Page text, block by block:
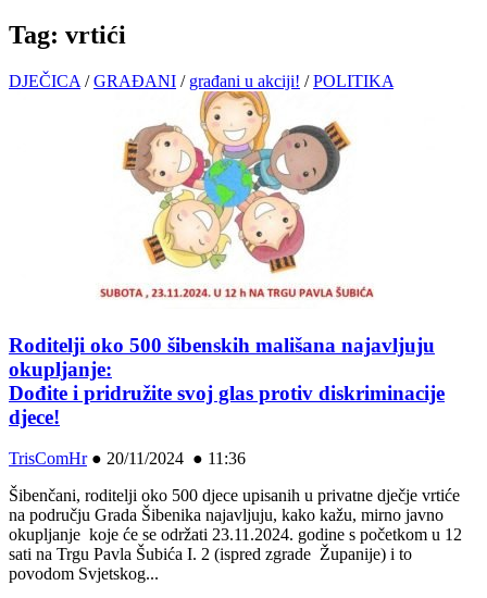
Tag: vrtići
DJEČICA /GRAĐANI / građani u akciji! /POLITIKA
Roditelji oko 500 šibenskih mališana najavljuju
okupljanje:
Dođite i pridružite svoj glas protiv diskriminacije
djece!
TrisComHr● 20/11/2024 ● 11:36
Šibenčani, roditelji oko 500 djece upisanih u privatne dječje vrtiće
na području Grada Šibenika najavljuju, kako kažu, mirno javno
okupljanje koje će se održati 23.11.2024. godine s početkom u 12
sati na Trgu Pavla Šubića I. 2 (ispred zgrade Županije) i to
povodom Svjetskog...